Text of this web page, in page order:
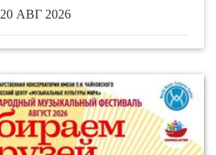
20 АВГ 2026